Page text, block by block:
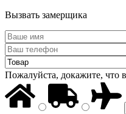
Вызвать замерщика
Пожалуйста, докажите, что